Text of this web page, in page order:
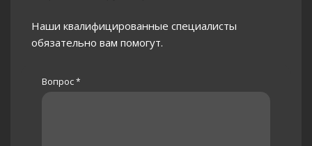
Наши квалифицированные специалисты
обязательно вам помогут.
Вопрос*